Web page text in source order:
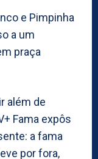
e Pimpinha
a um
praça
além de
Fama expôs
a fama
por fora,